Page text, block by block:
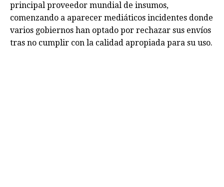
principal proveedor mundial de insumos,
comenzando a aparecer mediáticos incidentes donde
varios gobiernos han optado por rechazar sus envíos
tras no cumplir con la calidad apropiada para su uso.